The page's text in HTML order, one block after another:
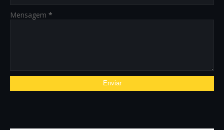
Mensagem *